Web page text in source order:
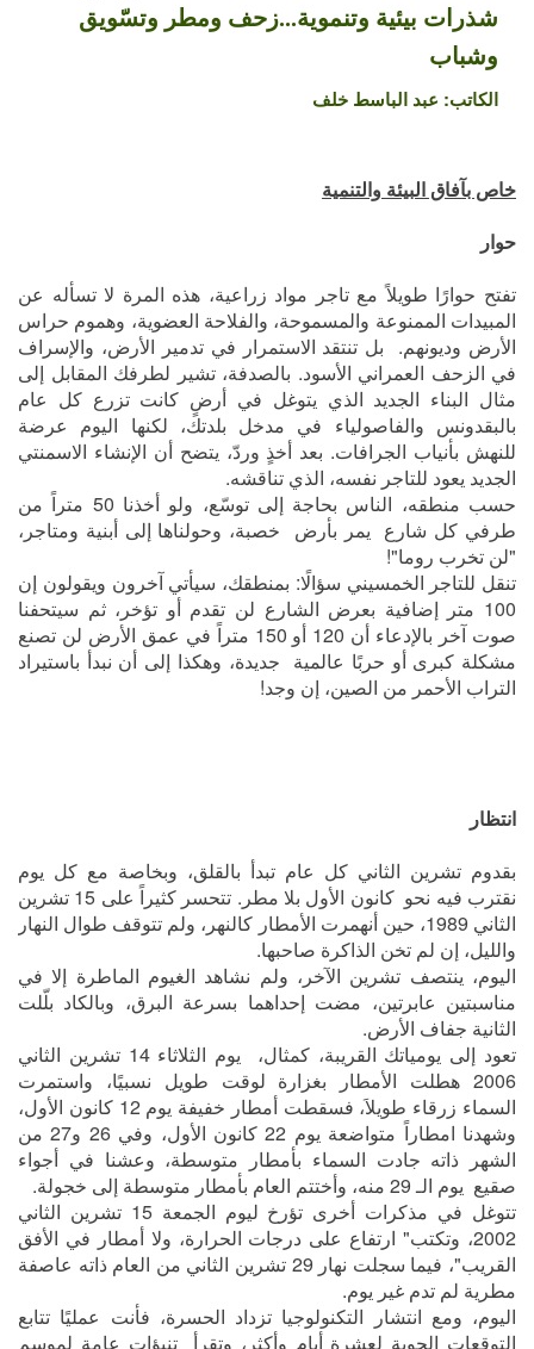
شذرات بيئية وتنموية...زحف ومطر وتسّويق
وشباب
الكاتب: عبد الباسط خلف
خاص بآفاق البيئة والتنمية
حوار
تفتح حوارًا طويلاً مع تاجر مواد زراعية، هذه المرة لا تسأله عن
المبيدات الممنوعة والمسموحة، والفلاحة العضوية، وهموم حراس
الأرض وديونهم. بل تنتقد الاستمرار في تدمير الأرض، والإسراف
في الزحف العمراني الأسود. بالصدفة، تشير لطرفك المقابل إلى
مثال البناء الجديد الذي يتوغل في أرضٍ كانت تزرع كل عام
بالبقدونس والفاصولياء في مدخل بلدتك، لكنها اليوم عرضة
للنهش بأنياب الجرافات. بعد أخذٍ وردّ، يتضح أن الإنشاء الاسمنتي
الجديد يعود للتاجر نفسه، الذي تناقشه.
حسب منطقه، الناس بحاجة إلى توسّع، ولو أخذنا 50 متراً من
طرفي كل شارع يمر بأرض خصبة، وحولناها إلى أبنية ومتاجر،
"لن تخرب روما"!
تنقل للتاجر الخمسيني سؤالًا: بمنطقك، سيأتي آخرون ويقولون إن
100 متر إضافية بعرض الشارع لن تقدم أو تؤخر، ثم سيتحفنا
صوت آخر بالإدعاء أن 120 أو 150 متراً في عمق الأرض لن تصنع
مشكلة كبرى أو حربًا عالمية جديدة، وهكذا إلى أن نبدأ باستيراد
التراب الأحمر من الصين، إن وجد!
انتظار
بقدوم تشرين الثاني كل عام تبدأ بالقلق، وبخاصة مع كل يوم
نقترب فيه نحو كانون الأول بلا مطر. تتحسر كثيراً على 15 تشرين
الثاني 1989، حين أنهمرت الأمطار كالنهر، ولم تتوقف طوال النهار
والليل، إن لم تخن الذاكرة صاحبها.
اليوم، ينتصف تشرين الآخر، ولم نشاهد الغيوم الماطرة إلا في
مناسبتين عابرتين، مضت إحداهما بسرعة البرق، وبالكاد بلّلت
الثانية جفاف الأرض.
تعود إلى يومياتك القريبة، كمثال، يوم الثلاثاء 14 تشرين الثاني
2006 هطلت الأمطار بغزارة لوقت طويل نسبيًا، واستمرت
السماء زرقاء طويلاَ، فسقطت أمطار خفيفة يوم 12 كانون الأول،
وشهدنا امطاراً متواضعة يوم 22 كانون الأول، وفي 26 و27 من
الشهر ذاته جادت السماء بأمطار متوسطة، وعشنا في أجواء
صقيع يوم الـ 29 منه، وأختتم العام بأمطار متوسطة إلى خجولة.
تتوغل في مذكرات أخرى تؤرخ ليوم الجمعة 15 تشرين الثاني
2002، وتكتب" ارتفاع على درجات الحرارة، ولا أمطار في الأفق
القريب"، فيما سجلت نهار 29 تشرين الثاني من العام ذاته عاصفة
مطرية لم تدم غير يوم.
اليوم، ومع انتشار التكنولوجيا تزداد الحسرة، فأنت عمليًا تتابع
التوقعات الجوية لعشرة أيام وأكثر، وتقرأ تنبؤات عامة لموسم